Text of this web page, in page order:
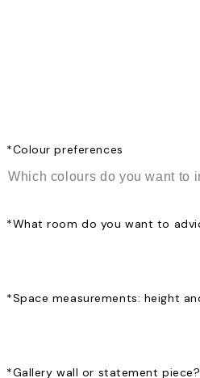
*Colour preferences
*What room do you want to
*Space measurements: height
*Gallery wall or statement piece?